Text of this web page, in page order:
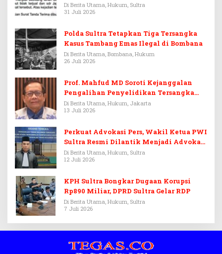
Di Berita Utama, Hukum, Sultra
31 Juli 2026
Polda Sultra Tetapkan Tiga Tersangka
Kasus Tambang Emas Ilegal di Bombana
Di Berita Utama, Bombana, Hukum
26 Juli 2026
Prof. Mahfud MD Soroti Kejanggalan
Pengalihan Penyelidikan Tersangka
Febrie Adriansyah
Di Berita Utama, Hukum, Jakarta
13 Juli 2026
Perkuat Advokasi Pers, Wakil Ketua PWI
Sultra Resmi Dilantik Menjadi Advokat
PERADI
Di Berita Utama, Hukum, Sultra
12 Juli 2026
KPH Sultra Bongkar Dugaan Korupsi
Rp890 Miliar, DPRD Sultra Gelar RDP
Di Berita Utama, Hukum, Sultra
7 Juli 2026